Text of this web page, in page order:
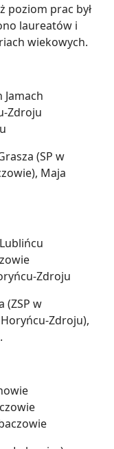
poziom prac był
laureatów i
wiekowych.
Jamach
Zdroju
(SP w
Maja
Zdroju
(ZSP w
Zdroju),